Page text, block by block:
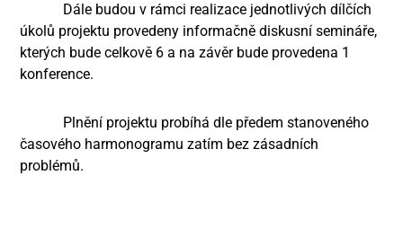
Dále budou v rámci realizace jednotlivých dílčích
úkolů projektu provedeny informačně diskusní semináře,
kterých bude celkově 6 a na závěr bude provedena 1
konference.
Plnění projektu probíhá dle předem stanoveného
časového harmonogramu zatím bez zásadních
problémů.